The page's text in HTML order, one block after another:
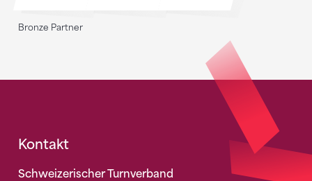
Bronze Partner
Fusszeile
Kontakt
Schweizerischer Turnverband